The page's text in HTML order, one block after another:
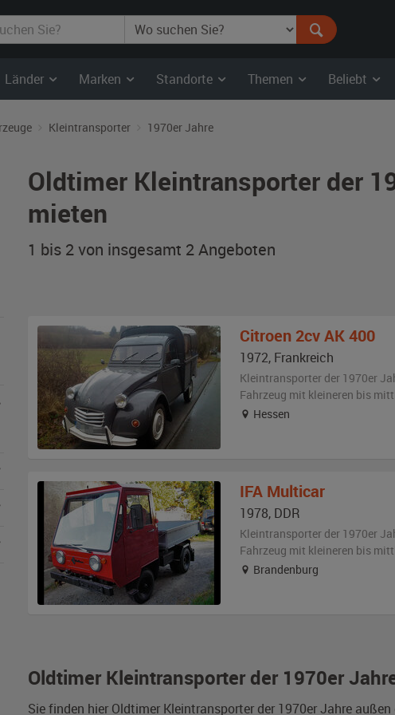
Länder Marken Standorte Themen Beliebt
Kleintransporter 1970er Jahre
Oldtimer Kleintransporter der
mieten
1 bis 2 von insgesamt 2Angeboten
Oldtimer Kleintransporter der 1970er
Sie finden hier Oldtimer Kleintransporter der 1970er Jahre
Citroen 2cv AK 400
1972, Frankreich
Kleintransporter der 1970er
Fahrzeug mit kleineren bis
Hessen
IFA Multicar
1978, DDR
Kleintransporter der 1970er
Fahrzeug mit kleineren bis
Brandenburg